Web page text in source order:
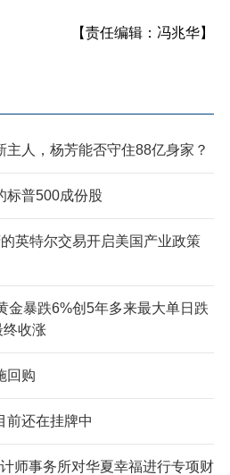
【责任编辑：冯兆华】
人，杨芳能否守住88亿身家？
标普500成份股
英特尔交易开启美国产业政策
金暴跌6%创5年多来最大单日跌
终收涨
回购
前还在挂牌中
师事务所对华夏幸福进行专项财